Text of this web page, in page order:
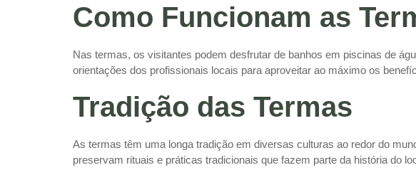
Como Funcionam as
Nas termas, os visitantes podem desfrutar de banhos em piscinas de
orientações dos profissionais locais para aproveitar ao máximo os
Tradição das Termas
As termas têm uma longa tradição em diversas culturas ao redor do
preservam rituais e práticas tradicionais que fazem parte da história do